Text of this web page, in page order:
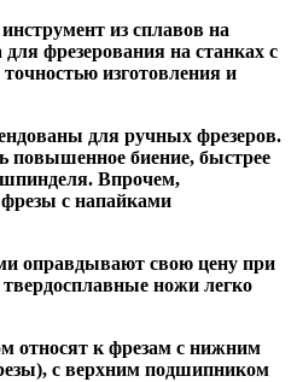
из сплавов на
фрезерования на станках с
изготовления и
для ручных фрезеров.
повышенное биение, быстрее
Впрочем,
фрезы с напайками
оправдывают свою цену при
ножи легко
относят к фрезам с нижним
с верхним подшипником